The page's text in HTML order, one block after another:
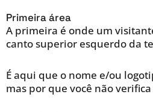
Primeira área
A primeira é onde um
canto superior esquerdo da
É aqui que o nome e/ou
mas por que você não